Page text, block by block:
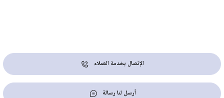
الإتصال بخدمة العملاء
أرسل لنا رسالة